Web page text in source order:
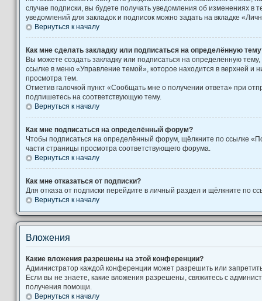
случае подписки, вы будете получать уведомления об изменениях в
уведомлений для закладок и подписок можно задать на вкладке
Вернуться к началу
Как мне сделать закладку или подписаться на определённую
Вы можете создать закладку или подписаться на определённую
ссылке в меню «Управление темой», которое находится в верхней и
просмотра тем.
Отметив галочкой пункт «Сообщать мне о получении ответа» при
подпишетесь на соответствующую тему.
Вернуться к началу
Как мне подписаться на определённый форум?
Чтобы подписаться на определённый форум, щёлкните по ссылке
части страницы просмотра соответствующего форума.
Вернуться к началу
Как мне отказаться от подписки?
Для отказа от подписки перейдите в личный раздел и щёлкните по
Вернуться к началу
Вложения
Какие вложения разрешены на этой конференции?
Администратор каждой конференции может разрешить или
Если вы не знаете, какие вложения разрешены, свяжитесь с
получения помощи.
Вернуться к началу